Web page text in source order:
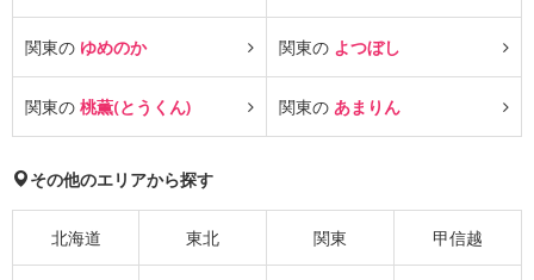
関東の ゆめのか 関東の よつぼし
関東の 桃薫(とうくん) 関東の あまりん
その他のエリアから探す
北海道 東北 関東 甲信越